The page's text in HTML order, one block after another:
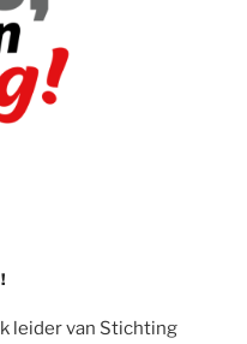
leider van Stichting